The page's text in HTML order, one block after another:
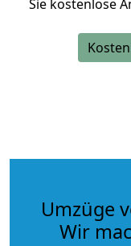
Sie kostenlose
Umzüge
Wir